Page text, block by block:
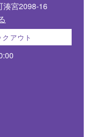
湊宮2098-16
アウト